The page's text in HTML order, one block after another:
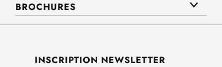
BROCHURES
INSCRIPTION NEWSLETTER